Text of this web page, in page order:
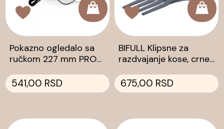
Pokazno ogledalo sa
ručkom 227 mm PRO
541,00 RSD
BIFULL Klipsne za
razdvajanje kose, crne
cm - 4/1
675,00 RSD